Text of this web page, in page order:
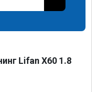
Lifan X60 1.8